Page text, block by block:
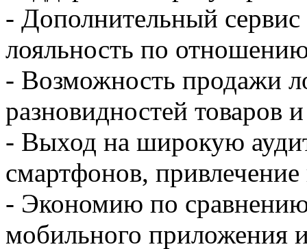
- Дополнительный
лояльность по
- Возможность продажи
разновидностей товаров
- Выход на широкую
смартфонов,
- Экономию по сравнению
мобильного приложения